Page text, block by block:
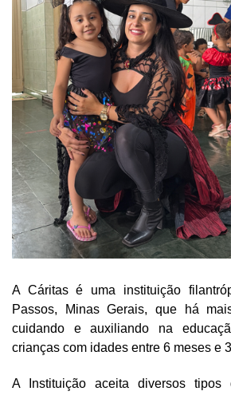
A Cáritas é uma instituição
Passos, Minas Gerais, que há
cuidando e auxiliando na
crianças com idades entre 6 meses e
A Instituição aceita diversos tipos